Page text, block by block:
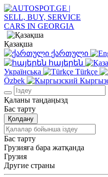
Қазақша
ქართული
հայերեն
Українська
Türkçe
Özbek
Қаланы таңдаңызд
Бас тарту
Қолдану
Бас тарту
Грузияға бара жатқанда
Грузия
Другие страны